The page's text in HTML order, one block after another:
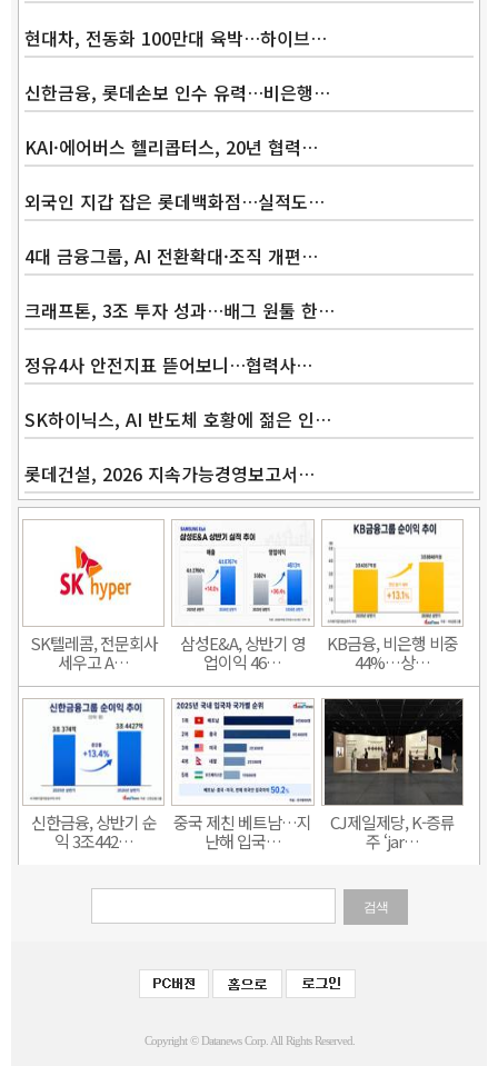
현대차, 전동화 100만대 육박…하이브…
신한금융, 롯데손보 인수 유력…비은행…
KAI·에어버스 헬리콥터스, 20년 협력…
외국인 지갑 잡은 롯데백화점…실적도…
4대 금융그룹, AI 전환확대·조직 개편…
크래프톤, 3조 투자 성과…배그 원툴 한…
정유4사 안전지표 뜯어보니…협력사…
SK하이닉스, AI 반도체 호황에 젊은 인…
롯데건설, 2026 지속가능경영보고서…
SK텔레콤, 전문회사
세우고 A…
삼성E&A, 상반기 영
업이익 46…
KB금융, 비은행 비중
44%…상…
신한금융, 상반기 순
익 3조442…
중국 제친 베트남…지
난해 입국…
CJ제일제당, K-증류
주 ‘jar…
검색
Copyright © Datanews Corp. All Rights Reserved.